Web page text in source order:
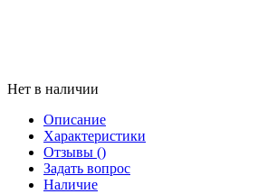
Нет в наличии
Описание
Характеристики
Отзывы ()
Задать вопрос
Наличие